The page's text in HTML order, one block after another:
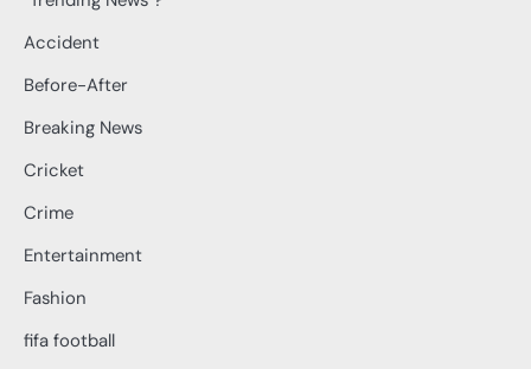
Accident
Before-After
Breaking News
Cricket
Crime
Entertainment
Fashion
fifa football